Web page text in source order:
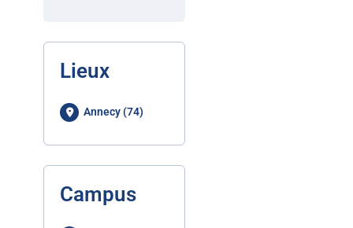
Lieux
Annecy (74)
Campus